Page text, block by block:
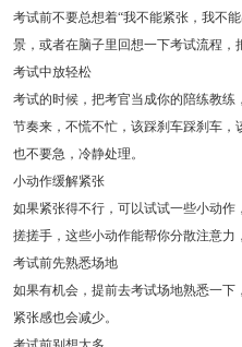
考试前不要总想着“我不能紧张，我不
景，或者在脑子里回想一下考试流程，
考试中放轻松
考试的时候，把考官当成你的陪练教
节奏来，不慌不忙，该踩刹车踩刹车，
也不要急，冷静处理。
小动作缓解紧张
如果紧张得不行，可以试试一些小动
搓搓手，这些小动作能帮你分散注意力
考试前先熟悉场地
如果有机会，提前去考试场地熟悉一下
紧张感也会减少。